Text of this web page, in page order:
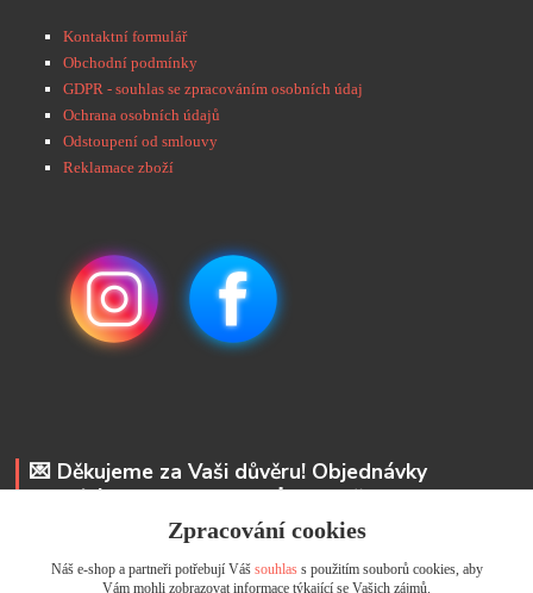
Kontaktní formulář
Obchodní podmínky
GDPR - souhlas se zpracováním osobních údaj
Ochrana osobních údajů
Odstoupení od smlouvy
Reklamace zboží
💌 Děkujeme za Vaši důvěru! Objednávky
odesíláme do 48 hodin. 📩 Na vaše e-maily
odpovíme do 24 hodin.
Andrea Kyselová DiS.
Zpracování cookies
Náš e-shop a partneři potřebují Váš souhlass použitím souborů cookies, aby
Vám mohli zobrazovat informace týkající se Vašich zájmů.